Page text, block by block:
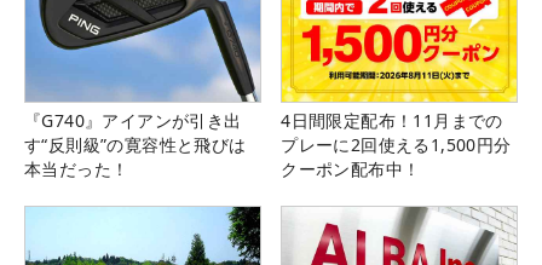
『G740』アイアンが引き出
す“反則級”の寛容性と飛びは
本当だった！
4日間限定配布！11月までの
プレーに2回使える1,500円分
クーポン配布中！